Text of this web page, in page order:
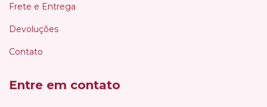
Frete e Entrega
Devoluções
Contato
Entre em contato